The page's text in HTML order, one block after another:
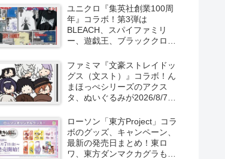
より新発売！第2弾は限定チョ
コレートなどが2026年10月？
再販売は？
ユニクロ『集英社創業100周
年』コラボ！第3弾は
BLEACH、スパイファミリ
ー、遊戯王、ブラッククロー
の半袖Tシャツが2026/8/7より
新発売！
ファミマ『文豪ストレイドッ
グス（文スト）』コラボ！ん
まほっぺシリーズのアクス
タ、ぬいぐるみが2026/8/7～
ローソン「東方Project」コラ
ボのグッズ、キャンペーン、
最新の発売日まとめ！東ロ
ワ、東方ダンマクカグラも！